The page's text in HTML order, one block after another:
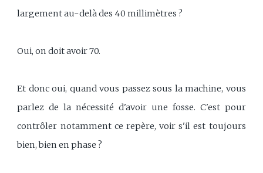
largement au-delà des 40 millimètres ?
Oui, on doit avoir 70.
Et donc oui, quand vous passez sous la machine, vous
parlez de la nécessité d'avoir une fosse. C'est pour
contrôler notamment ce repère, voir s'il est toujours
bien, bien en phase ?